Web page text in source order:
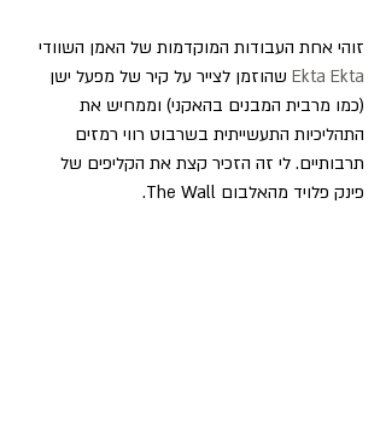
זוהי אחת העבודות המוקדמות של האמן השוודי
Ekta Ekta שהוזמן לצייר על קיר של מפעל ישן
(כמו מרבית המבנים בהאקני) וממחיש את
התהליכיות התעשייתית בשרבוט רווי רמזים
תרבותיים. לי זה הזכיר קצת את הקליפים של
פינק פלויד מהאלבום The Wall.